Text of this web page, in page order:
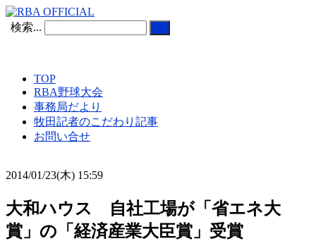
検索...
TOP
RBA野球大会
事務局だより
牧田記者のこだわり記事
お問い合せ
2014/01/23(木) 15:59
大和ハウス 自社工場が「省エネ大
賞」の「経済産業大臣賞」受賞